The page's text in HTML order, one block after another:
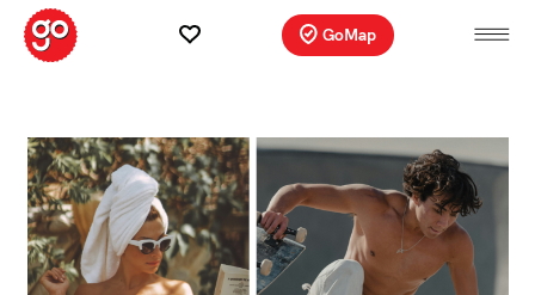
GoMap